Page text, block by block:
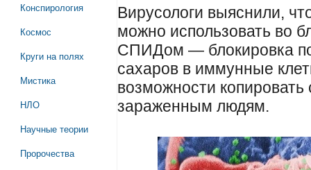
Конспирология
Космос
Круги на полях
Мистика
НЛО
Научные теории
Пророчества
Вирусологи выяснили,
можно использовать во
СПИДом — блокировка
сахаров в иммунные
возможности копировать
зараженным людям.